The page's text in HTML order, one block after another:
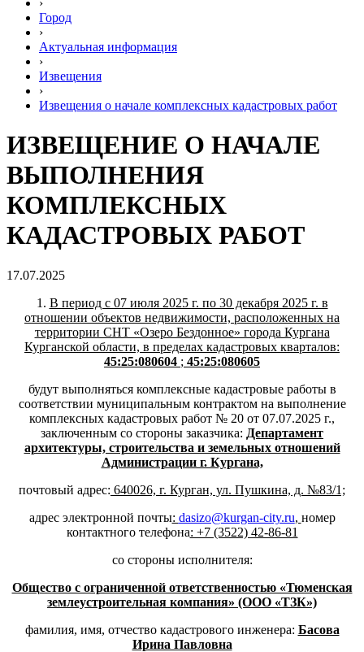
›
Город
›
Актуальная информация
›
Извещения
›
Извещения о начале комплексных кадастровых работ
ИЗВЕЩЕНИЕ О НАЧАЛЕ
ВЫПОЛНЕНИЯ
КОМПЛЕКСНЫХ
КАДАСТРОВЫХ РАБОТ
17.07.2025
1. В период с 07 июля 2025 г. по 30 декабря 2025 г. в
отношении объектов недвижимости, расположенных на
территории СНТ «Озеро Бездонное» города Кургана
Курганской области, в пределах кадастровых кварталов:
45:25:080604 ; 45:25:080605
будут выполняться комплексные кадастровые работы в
соответствии муниципальным контрактом на выполнение
комплексных кадастровых работ № 20 от 07.07.2025 г.,
заключенным со стороны заказчика: Департамент
архитектуры, строительства и земельных отношений
Администрации г. Кургана,
почтовый адрес: 640026, г. Курган, ул. Пушкина, д. №83/1;
адрес электронной почты: dasizo@kurgan-city.ru, номер
контактного телефона: +7 (3522) 42-86-81
со стороны исполнителя:
Общество с ограниченной ответственностью «Тюменская
землеустроительная компания» (ООО «ТЗК»)
фамилия, имя, отчество кадастрового инженера: Басова
Ирина Павловна